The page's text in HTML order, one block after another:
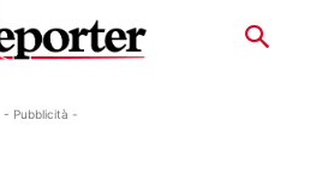
- Pubblicità -